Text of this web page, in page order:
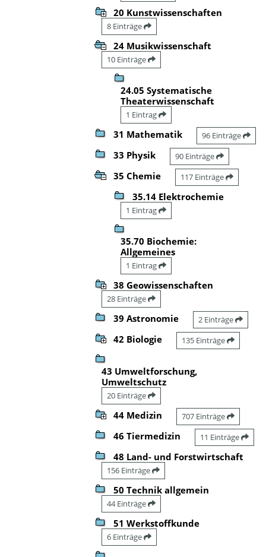
20 Kunstwissenschaften
8 Einträge
24 Musikwissenschaft
10 Einträge
24.05 Systematische
Theaterwissenschaft
1 Eintrag
31 Mathematik 96 Einträge
33 Physik 90 Einträge
35 Chemie 117 Einträge
35.14 Elektrochemie
1 Eintrag
35.70 Biochemie:
Allgemeines
1 Eintrag
38 Geowissenschaften
28 Einträge
39 Astronomie 2 Einträge
42 Biologie 135 Einträge
43 Umweltforschung,
Umweltschutz
20 Einträge
44 Medizin 707 Einträge
46 Tiermedizin 11 Einträge
48 Land- und Forstwirtschaft
156 Einträge
50 Technik allgemein
44 Einträge
51 Werkstoffkunde
6 Einträge